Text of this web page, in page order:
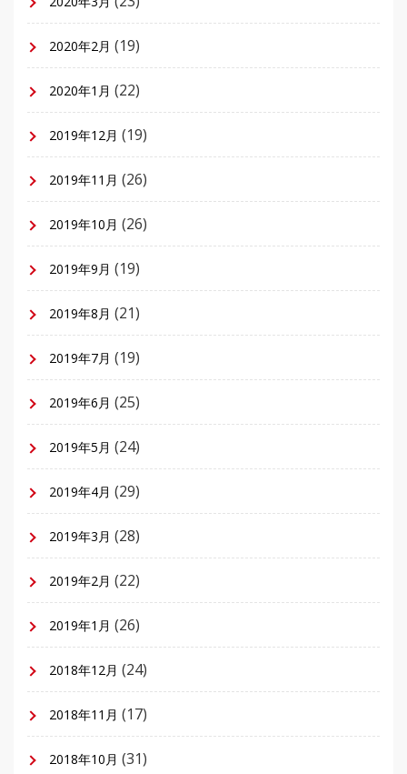
2020年2月 (19)
2020年1月 (22)
2019年12月 (19)
2019年11月 (26)
2019年10月 (26)
2019年9月 (19)
2019年8月 (21)
2019年7月 (19)
2019年6月 (25)
2019年5月 (24)
2019年4月 (29)
2019年3月 (28)
2019年2月 (22)
2019年1月 (26)
2018年12月 (24)
2018年11月 (17)
2018年10月 (31)